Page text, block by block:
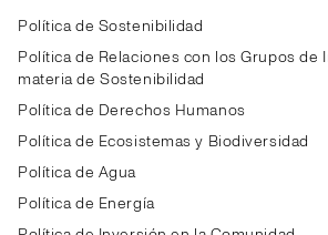
Política de Sostenibilidad
Política de Relaciones con los Grupos de
materia de Sostenibilidad
Política de Derechos Humanos
Política de Ecosistemas y Biodiversidad
Política de Agua
Política de Energía